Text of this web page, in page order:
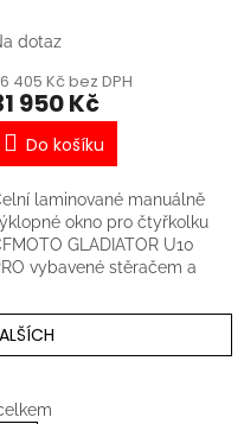
u10-
dotaz
405 Kč bez DPH
950 Kč
Do košíku
laminované manuálně
okno pro čtyřkolku
GLADIATOR U10
vybavené stěračem a
republice
společností
která patří ke světové
v oblasti výroby
kabin a